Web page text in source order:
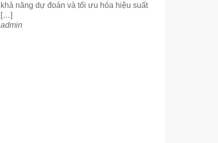
khả năng dự đoán và tối ưu hóa hiệu suất
[…]
admin